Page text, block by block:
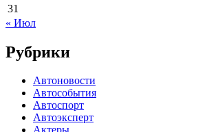
31
« Июл
Рубрики
Автоновости
Автособытия
Автоспорт
Автоэксперт